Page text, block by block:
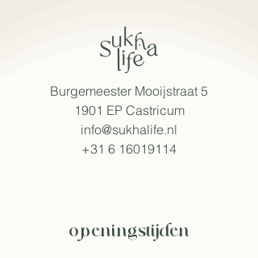
Burgemeester Mooijstraat 5
1901 EP Castricum​
info@sukhalife.nl
+31 6 16019114
openingstijden